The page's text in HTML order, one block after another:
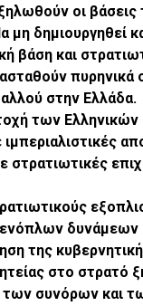
οι
μη δημιουργηθεί
βάση και
πυρηνικά
στην Ελλάδα.
των
στρατιωτικές
δυνάμεων
της
στο στρατό
των συνόρων και